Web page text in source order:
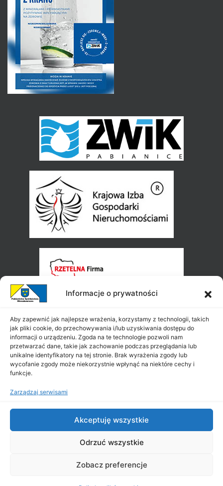
Informacje o prywatności
Aby zapewnić jak najlepsze wrażenia, korzystamy z technologii, takich
jak pliki cookie, do przechowywania i/lub uzyskiwania dostępu do
informacji o urządzeniu. Zgoda na te technologie pozwoli nam
przetwarzać dane, takie jak zachowanie podczas przeglądania lub
unikalne identyfikatory na tej stronie. Brak wyrażenia zgody lub
wycofanie zgody może niekorzystnie wpłynąć na niektóre cechy i
funkcje.
Zarządzaj serwisami
Akceptuję wszystkie
Odrzuć wszystkie
Zobacz preferencje
2026 |
All Rights Reserved